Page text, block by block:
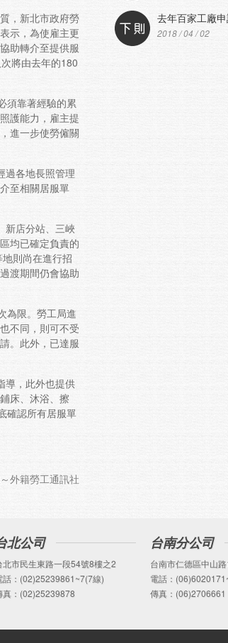
，新北市政府勞
示，為使雇主更
助轉介至提供服
將由去年的180
須靠著經驗的累
護能力，雇主提
進一步使勞僱關
過各地長照管理
至相關居服單
新店分站、三峽
均已確定負責的
則尚在進行招
渡期間仍會協助
為限。勞工局進
不同，則可不受
。此外，已達服
導，此外也提供
床、沐浴、擦
確認所有居服單
外籍勞工通訊社
去年百家工廠
2018 / 04 / 02
北公司
北市民生東路一段54號8樓之2
話：(02)25239861~7(7線)
真：(02)25239878
台南分公司
台南市仁德區中山
電話：
傳真：(06)2706661